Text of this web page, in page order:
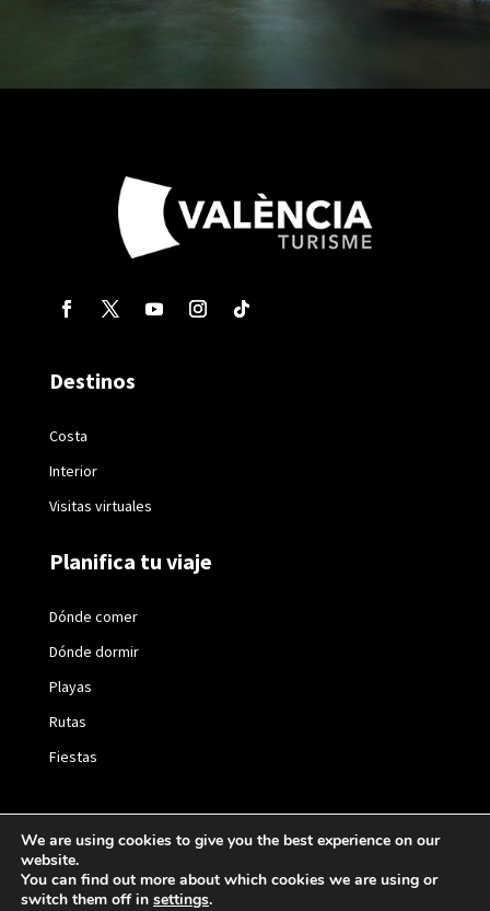
Destinos
Costa
Interior
Visitas virtuales
Planifica tu viaje
Dónde comer
Dónde dormir
Playas
Rutas
Fiestas
2021 © València Turisme |Política de privacidad|
Política de cookies
We are using cookies to give you the best experience on our
website.
You can find out more about which cookies we are using or
switch them off in settings.